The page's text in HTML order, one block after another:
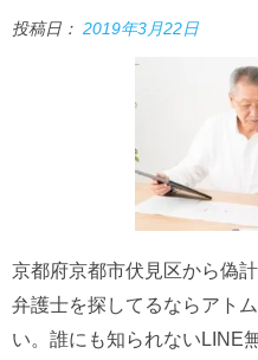
投稿日： 2019年3月22日
京都府京都市伏見区から偽
弁護士を探してるならアト
い。誰にも知られないLINE